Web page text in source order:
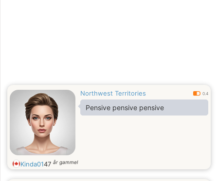
Northwest Territories 0.4
Pensive pensive pensive
Kinda0147 år gammel